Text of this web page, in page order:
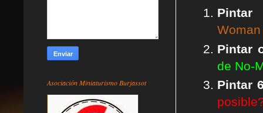
Woman
Pintar
de No-
Pintar
Asociación Miniaturismo Burjassot